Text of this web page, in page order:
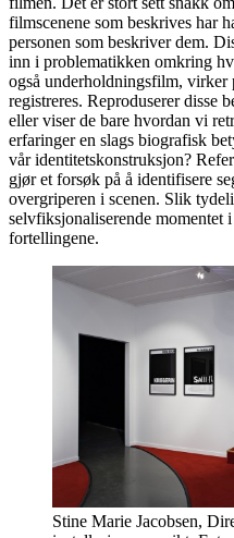
filmscenene som beskrives har
personen som beskriver dem.
inn i problematikken omkring
også underholdningsfilm, virker
registreres. Reproduserer disse
eller viser de bare hvordan vi
erfaringer en slags biografisk
vår identitetskonstruksjon?
gjør et forsøk på å identifisere
overgriperen i scenen. Slik
selvfiksjonaliserende momentet
fortellingene.
Stine Marie Jacobsen,